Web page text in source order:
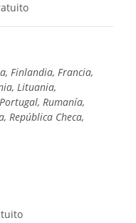
Finlandia, Francia,
Lituania,
Rumanía,
República Checa,